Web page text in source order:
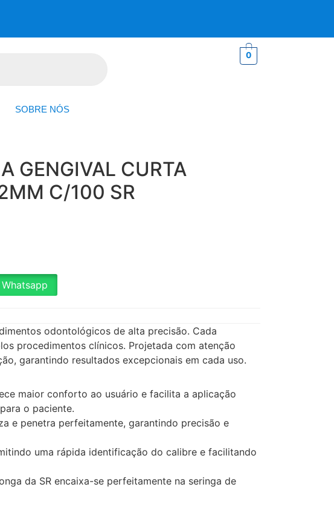
0
SOBRE NÓS
GENGIVAL CURTA
C/100 SR
odontológicos de alta precisão. Cada
procedimentos clínicos. Projetada com atenção
garantindo resultados excepcionais em cada uso.
maior conforto ao usuário e facilita a aplicação
o paciente.
e penetra perfeitamente, garantindo precisão e
uma rápida identificação do calibre e facilitando
da SR encaixa-se perfeitamente na seringa de